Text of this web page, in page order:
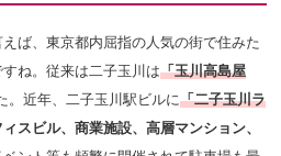
えば、東京都内屈指の人気の街で住みた
ね。従来は二子玉川は「玉川高島屋
。近年、二子玉川駅ビルに「二子玉川ラ
スビル、商業施設、高層マンション、